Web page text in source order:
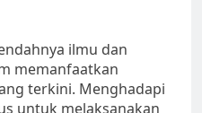
ilmu dan
memanfaatkan
terkini. Menghadapi
untuk melaksanakan